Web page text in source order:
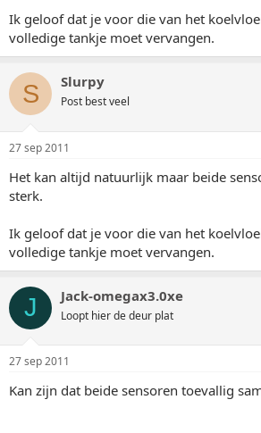
Ik geloof dat je voor die van het
volledige tankje moet vervangen.
S Slurpy
Post best veel
27 sep 2011
Het kan altijd natuurlijk maar beide
sterk.
Ik geloof dat je voor die van het
volledige tankje moet vervangen.
J Jack-omegax3.0xe
Loopt hier de deur plat
27 sep 2011
Kan zijn dat beide sensoren toevallig